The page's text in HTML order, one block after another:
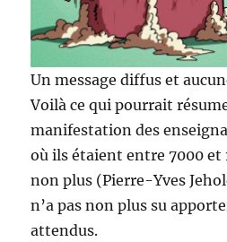
Un message diffus et
Voilà ce qui pourrait
manifestation des
où ils étaient entre 7000 et
non plus (Pierre-Yves
n’a pas non plus su
attendus.